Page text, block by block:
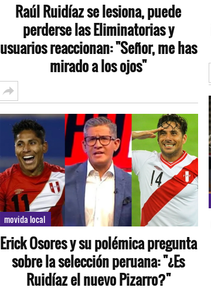
Raúl Ruidíaz se lesiona, puede
perderse las Eliminatorias y
usuarios reaccionan: "Señor, me has
mirado a los ojos"
movida local
Erick Osores y su polémica pregunta
sobre la selección peruana: "¿Es
Ruidíaz el nuevo Pizarro?"